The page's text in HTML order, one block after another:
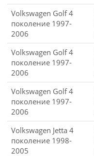
Volkswagen Golf 4
поколение 1997-
2006
Volkswagen Golf 4
поколение 1997-
2006
Volkswagen Golf 4
поколение 1997-
2006
Volkswagen Jetta 4
поколение 1998-
2005